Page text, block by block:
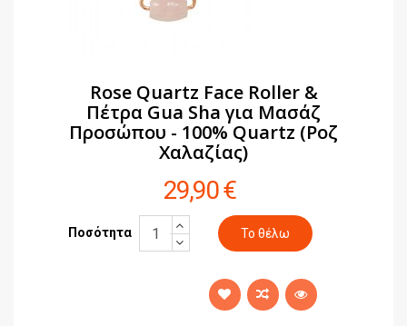
Rose Quartz Face Roller &
Πέτρα Gua Sha για Μασάζ
Προσώπου - 100% Quartz (Ροζ
Χαλαζίας)
29,90 €
Ποσότητα